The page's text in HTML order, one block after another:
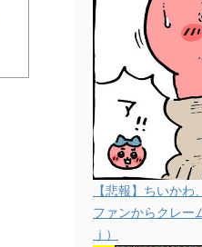
【悲報】ちいか
ファンからクレー
ｊ）